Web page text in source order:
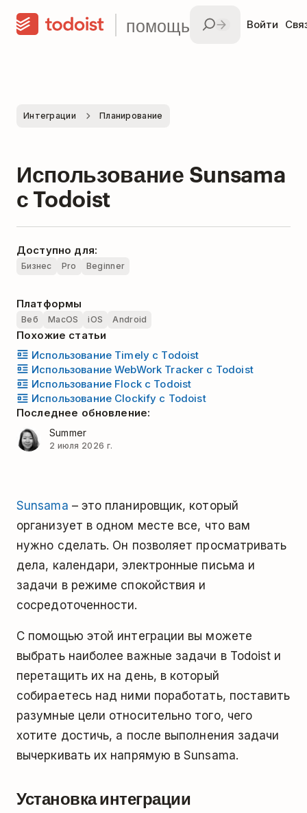
помощь Войти
Интеграции Планирование
Использование Sunsama
с Todoist
Доступно для:
Бизнес Pro Beginner
Платформы
Веб MacOS iOS Android
Похожие статьи
Использование Timely с Todoist
Использование WebWork Tracker с Todoist
Использование Flock с Todoist
Использование Clockify с Todoist
Последнее обновление:
Summer
2 июля 2026 г.
Sunsama – это планировщик, который
организует в одном месте все, что вам
нужно сделать. Он позволяет просматривать
дела, календари, электронные письма и
задачи в режиме спокойствия и
сосредоточенности.
С помощью этой интеграции вы можете
выбрать наиболее важные задачи в Todoist и
перетащить их на день, в который
собираетесь над ними поработать, поставить
разумные цели относительно того, чего
хотите достичь, а после выполнения задачи
вычеркивать их напрямую в Sunsama.
Установка интеграции